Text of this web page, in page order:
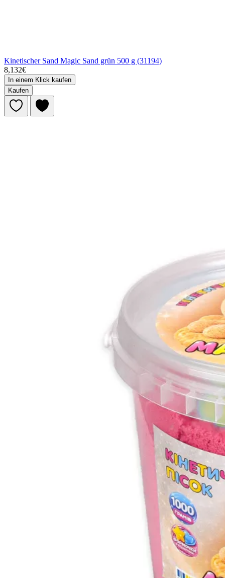
Kinetischer Sand Magic Sand grün 500 g (31194)
8,132€
In einem Klick kaufen
Kaufen